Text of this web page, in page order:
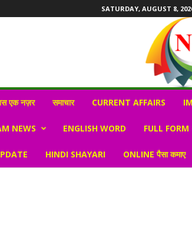
SATURDAY, AUGUST 8,
एक नज़र समाचार CURRENT AFFAIRS
NEWS ENGLISH WORD FULL FORM
HINDI SHAYARI ONLINE पैसा कमाए